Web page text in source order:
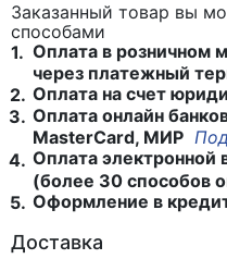
Заказанный товар вы
способами
1. Оплата в розничном
через платежный
2. Оплата на счет
3. Оплата онлайн
MasterCard, МИР
4. Оплата электронной
(более 30 способов
5. Оформление в
Доставка